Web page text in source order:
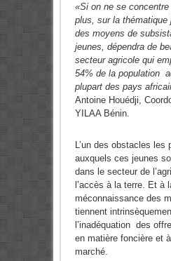
«Si on ne se
plus, sur la thématique
des moyens de
jeunes, dépendra de
secteur agricole qui
54% de la population
plupart des pays
Antoine Houédji,
YILAA Bénin.
L’un des obstacles les
auxquels ces jeunes
dans le secteur de
l’accès à la terre. Et à
méconnaissance des
tiennent
l’inadéquation des
en matière foncière et
marché.